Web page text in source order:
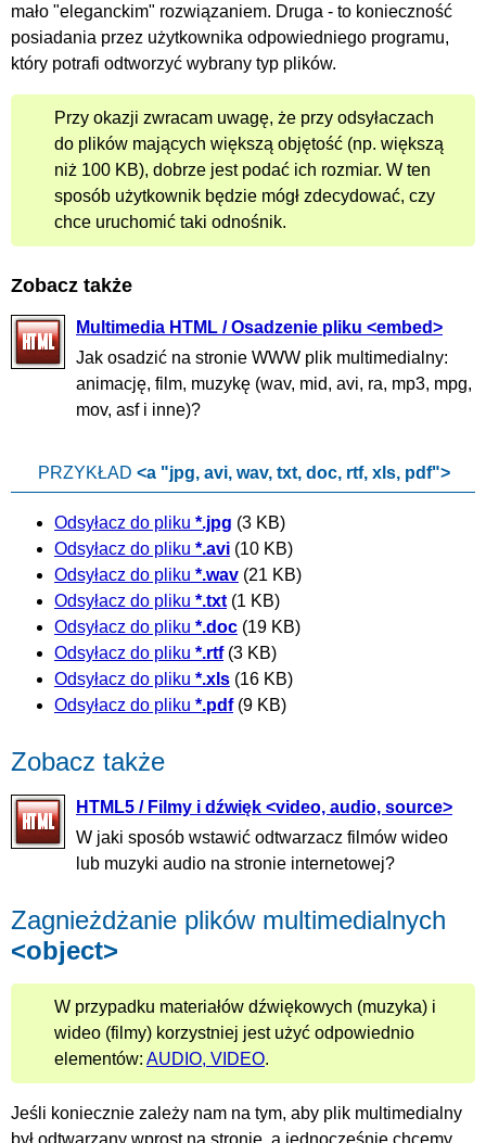
mało "eleganckim" rozwiązaniem. Druga - to konieczność
posiadania przez użytkownika odpowiedniego programu,
który potrafi odtworzyć wybrany typ plików.
Przy okazji zwracam uwagę, że przy odsyłaczach
do plików mających większą objętość (np. większą
niż 100 KB), dobrze jest podać ich rozmiar. W ten
sposób użytkownik będzie mógł zdecydować, czy
chce uruchomić taki odnośnik.
Zobacz także
Multimedia HTML / Osadzenie pliku <embed>
Jak osadzić na stronie WWW plik multimedialny:
animację, film, muzykę (wav, mid, avi, ra, mp3, mpg,
mov, asf i inne)?
PRZYKŁAD <a "jpg, avi, wav, txt, doc, rtf, xls, pdf">
Odsyłacz do pliku *.jpg (3 KB)
Odsyłacz do pliku *.avi (10 KB)
Odsyłacz do pliku *.wav (21 KB)
Odsyłacz do pliku *.txt (1 KB)
Odsyłacz do pliku *.doc (19 KB)
Odsyłacz do pliku *.rtf(3 KB)
Odsyłacz do pliku *.xls (16 KB)
Odsyłacz do pliku *.pdf(9 KB)
Zobacz także
HTML5 / Filmy i dźwięk <video, audio, source>
W jaki sposób wstawić odtwarzacz filmów wideo
lub muzyki audio na stronie internetowej?
Zagnieżdżanie plików multimedialnych
<object>
W przypadku materiałów dźwiękowych (muzyka) i
wideo (filmy) korzystniej jest użyć odpowiednio
elementów: AUDIO, VIDEO.
Jeśli koniecznie zależy nam na tym, aby plik multimedialny
był odtwarzany wprost na stronie, a jednocześnie chcemy